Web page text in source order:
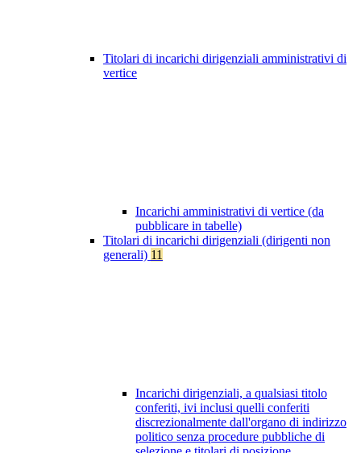
Titolari di incarichi dirigenziali amministrativi di
vertice
Incarichi amministrativi di vertice (da
pubblicare in tabelle)
Titolari di incarichi dirigenziali (dirigenti non
generali) 11
Incarichi dirigenziali, a qualsiasi titolo
conferiti, ivi inclusi quelli conferiti
discrezionalmente dall'organo di indirizzo
politico senza procedure pubbliche di